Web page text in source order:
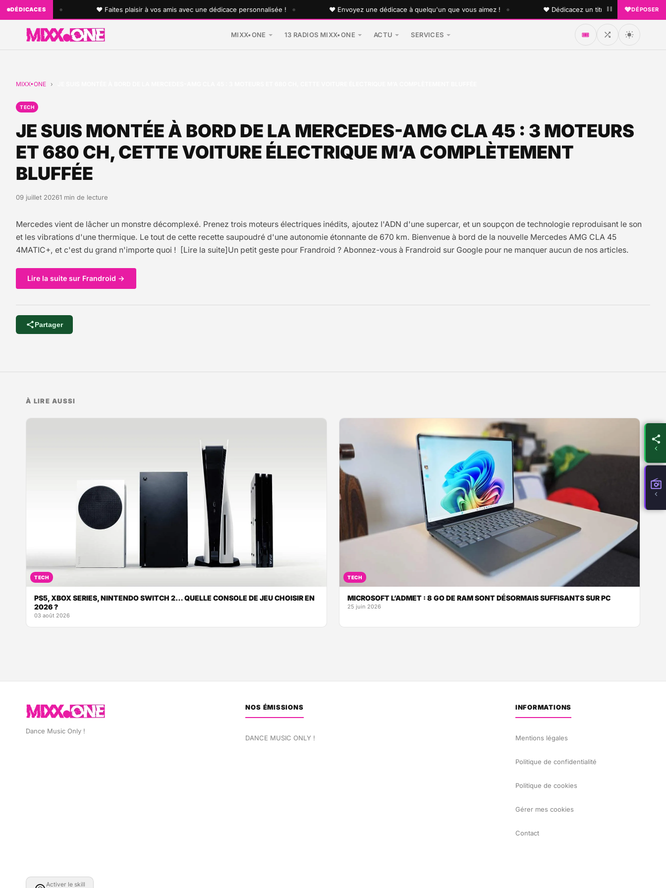
DÉDICACES
l'antenne ! • ♥ Faites plaisir à vos amis avec une dédicace personnalisée ! • ♥ Envoyez une dédicace à quelqu'un que vous aimez ! • ♥ Dédicacez un titre à vos proches sur
DÉPOSER
MIXX•ONE 13 RADIOS MIXX•ONE ACTU SERVICES 🎟️
MIXX•ONE ›
TECH
JE SUIS MONTÉE À BORD DE LA MERCEDES-AMG CLA 45 : 3 MOTEURS
ET 680 CH, CETTE VOITURE ÉLECTRIQUE M’A COMPLÈTEMENT
BLUFFÉE
09 juillet 20261 min de lecture
Mercedes vient de lâcher un monstre décomplexé. Prenez trois moteurs électriques inédits, ajoutez l'ADN d'une supercar, et un soupçon de technologie reproduisant le son
et les vibrations d'une thermique. Le tout de cette recette saupoudré d'une autonomie étonnante de 670 km. Bienvenue à bord de la nouvelle Mercedes AMG CLA 45
4MATIC+, et c'est du grand n'importe quoi ! [Lire la suite]Un petit geste pour Frandroid ? Abonnez-vous à Frandroid sur Google pour ne manquer aucun de nos articles.
Lire la suite sur Frandroid →
Partager
À LIRE AUSSI
TECH
PS5, XBOX SERIES, NINTENDO SWITCH 2… QUELLE CONSOLE DE JEU CHOISIR EN
2026 ?
03 août 2026
TECH
MICROSOFT L’ADMET : 8 GO DE RAM SONT DÉSORMAIS SUFFISANTS SUR PC
25 juin 2026
Dance Music Only !
NOS ÉMISSIONS
DANCE MUSIC ONLY !
INFORMATIONS
Mentions légales
Politique de confidentialité
Politique de cookies
Gérer mes cookies
Contact
Activer le skill